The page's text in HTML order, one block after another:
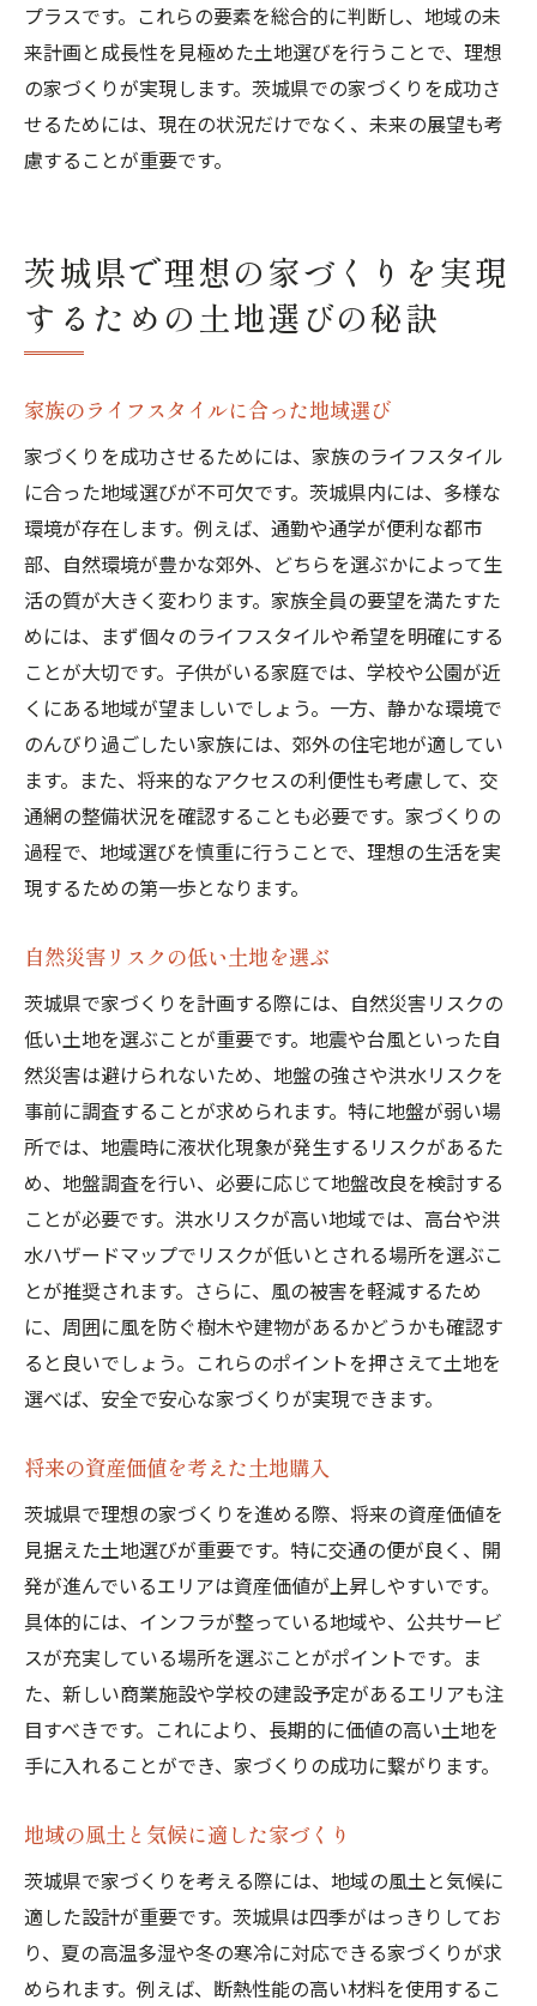
プラスです。これらの要素を総合的に判断し、地域の未
来計画と成長性を見極めた土地選びを行うことで、理想
の家づくりが実現します。茨城県での家づくりを成功さ
せるためには、現在の状況だけでなく、未来の展望も考
慮することが重要です。
茨城県で理想の家づくりを実現
するための土地選びの秘訣
家族のライフスタイルに合った地域選び
家づくりを成功させるためには、家族のライフスタイル
に合った地域選びが不可欠です。茨城県内には、多様な
環境が存在します。例えば、通勤や通学が便利な都市
部、自然環境が豊かな郊外、どちらを選ぶかによって生
活の質が大きく変わります。家族全員の要望を満たすた
めには、まず個々のライフスタイルや希望を明確にする
ことが大切です。子供がいる家庭では、学校や公園が近
くにある地域が望ましいでしょう。一方、静かな環境で
のんびり過ごしたい家族には、郊外の住宅地が適してい
ます。また、将来的なアクセスの利便性も考慮して、交
通網の整備状況を確認することも必要です。家づくりの
過程で、地域選びを慎重に行うことで、理想の生活を実
現するための第一歩となります。
自然災害リスクの低い土地を選ぶ
茨城県で家づくりを計画する際には、自然災害リスクの
低い土地を選ぶことが重要です。地震や台風といった自
然災害は避けられないため、地盤の強さや洪水リスクを
事前に調査することが求められます。特に地盤が弱い場
所では、地震時に液状化現象が発生するリスクがあるた
め、地盤調査を行い、必要に応じて地盤改良を検討する
ことが必要です。洪水リスクが高い地域では、高台や洪
水ハザードマップでリスクが低いとされる場所を選ぶこ
とが推奨されます。さらに、風の被害を軽減するため
に、周囲に風を防ぐ樹木や建物があるかどうかも確認す
ると良いでしょう。これらのポイントを押さえて土地を
選べば、安全で安心な家づくりが実現できます。
将来の資産価値を考えた土地購入
茨城県で理想の家づくりを進める際、将来の資産価値を
見据えた土地選びが重要です。特に交通の便が良く、開
発が進んでいるエリアは資産価値が上昇しやすいです。
具体的には、インフラが整っている地域や、公共サービ
スが充実している場所を選ぶことがポイントです。ま
た、新しい商業施設や学校の建設予定があるエリアも注
目すべきです。これにより、長期的に価値の高い土地を
手に入れることができ、家づくりの成功に繋がります。
地域の風土と気候に適した家づくり
茨城県で家づくりを考える際には、地域の風土と気候に
適した設計が重要です。茨城県は四季がはっきりしてお
り、夏の高温多湿や冬の寒冷に対応できる家づくりが求
められます。例えば、断熱性能の高い材料を使用するこ